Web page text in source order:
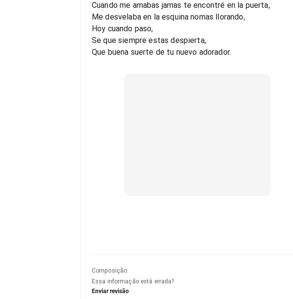
Cuando me amabas jamas te encontré en la puerta,
Me desvelaba en la esquina nomas llorando,
Hoy cuando paso,
Se que siempre estas despierta,
Que buena suerte de tu nuevo adorador.
Composição:
Essa informação está errada?
Enviar revisão